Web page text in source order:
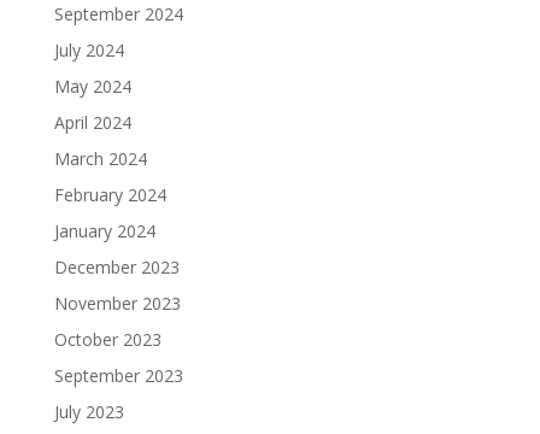
September 2024
July 2024
May 2024
April 2024
March 2024
February 2024
January 2024
December 2023
November 2023
October 2023
September 2023
July 2023